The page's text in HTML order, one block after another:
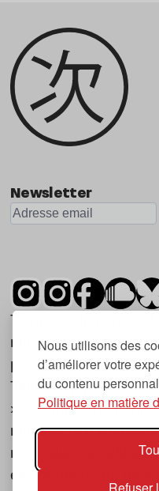
Nous utilisons des
d’améliorer votre
du contenu
Politique en matière
Newsletter
Tsugi est un mensuel
musique et les
première parution
Tsugi en japonais
», ce qui correspond
magazine, à l’affût
musicales, qu’elles
électronique, du rock